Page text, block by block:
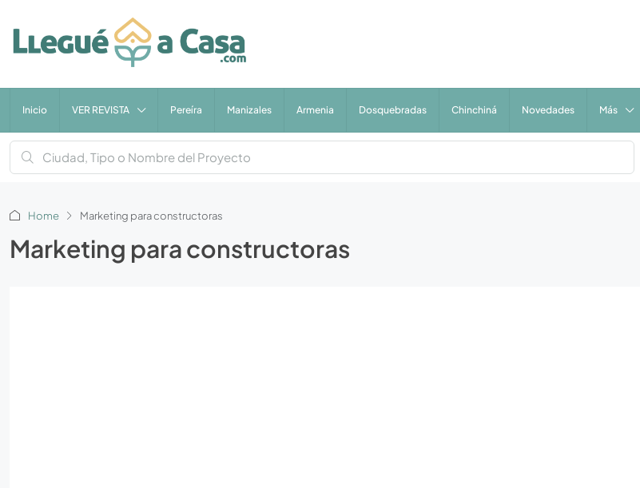
Inicio VER REVISTA Pereíra Manizales Armenia Dosquebradas Chinchiná Novedades Más
Home Marketing para constructoras
Marketing para constructoras